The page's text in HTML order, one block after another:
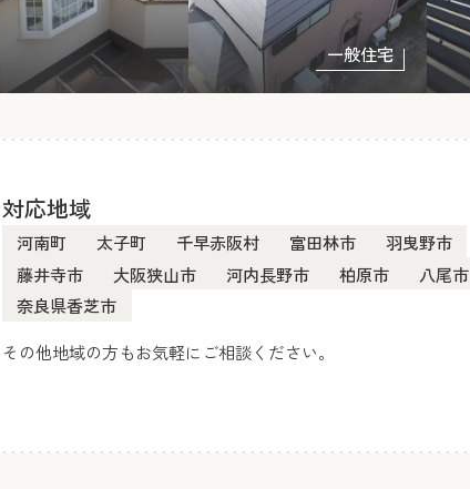
一般住宅
対応地域
河南町 太子町 千早赤阪村 富田林市
羽曳野市
藤井寺市
大阪狭山市 河内長野市 柏原市
八尾市
奈良県香芝市
その他地域の方もお気軽にご相談ください。